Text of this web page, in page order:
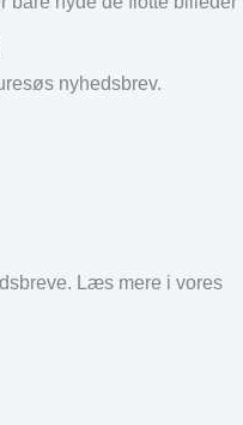
nyhedsbrev.
Læs mere i vores